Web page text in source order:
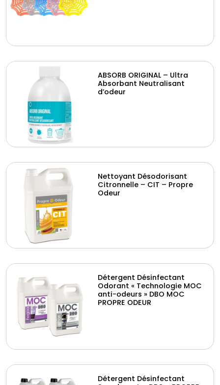
ABSORB ORIGINAL – Ultra
Absorbant Neutralisant
d’odeur
Nettoyant Désodorisant
Citronnelle – CIT – Propre
Odeur
Détergent Désinfectant
Odorant « Technologie MOC
anti-odeurs » DBO MOC
PROPRE ODEUR
Détergent Désinfectant